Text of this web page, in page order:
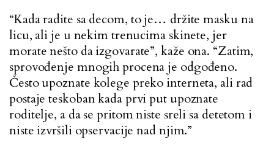
“Kada radite sa decom, to je… držite masku na
licu, ali je u nekim trenucima skinete, jer
morate nešto da izgovarate”, kaže ona. “Zatim,
sprovođenje mnogih procena je odgođeno.
Često upoznate kolege preko interneta, ali rad
postaje teskoban kada prvi put upoznate
roditelje, a da se pritom niste sreli sa detetom i
niste izvršili opservacije nad njim.”